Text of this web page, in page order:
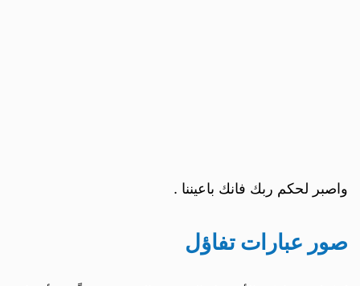
واصبر لحكم ربك فانك باعيننا .
صور عبارات تفاؤل